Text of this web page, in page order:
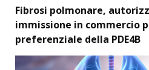
Fibrosi polmonare,
immissione in commercio
preferenziale della PDE4B